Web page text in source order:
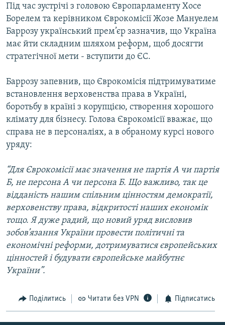
Під час зустрічі з головою Європарламенту Хосе
Борелем та керівником Єврокомісії Жозе Мануелем
Баррозу український прем’єр зазначив, що Україна
має йти складним шляхом реформ, щоб досягти
стратегічної мети - вступити до ЄС.
Баррозу запевнив, що Єврокомісія підтримуватиме
встановлення верховенства права в Україні,
боротьбу в країні з корупцією, створення хорошого
клімату для бізнесу. Голова Єврокомісії вважає, що
справа не в персоналіях, а в обраному курсі нового
уряду:
“Для Єврокомісії має значення не партія А чи партія
Б, не персона А чи персона Б. Що важливо, так це
відданість нашим спільним цінностям демократії,
верховенству права, відкритості наших економік
тощо. Я дуже радий, що новий уряд висловив
зобов’язання України провести політичні та
економічні реформи, дотримуватися європейських
цінностей і будувати європейське майбутнє
України”.
Поділитись Читати без VPN Підписатись